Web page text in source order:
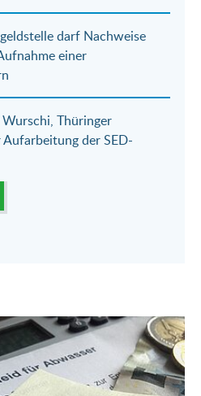
darf Nachweise
einer
Thüringer
der SED-